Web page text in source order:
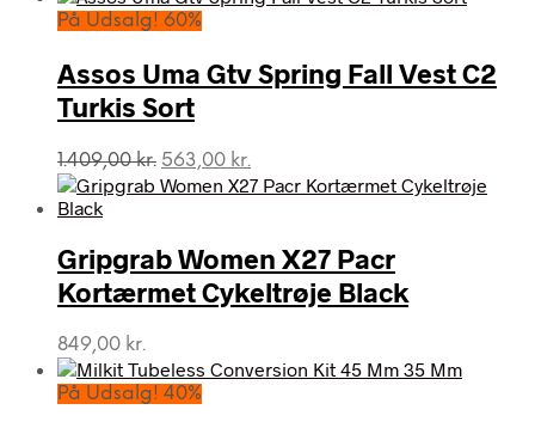
På Udsalg! 60%
Assos Uma Gtv Spring Fall Vest C2
Turkis Sort
1.409,00kr. Den
oprindelige
1.409,00 kr..
563,00 kr.
aktuelle
563,00 kr..
Gripgrab Women X27 Pacr
Kortærmet Cykeltrøje Black
849,00 kr.
På Udsalg! 40%